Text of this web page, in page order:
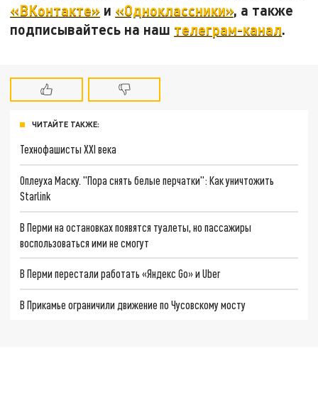
«ВКонтакте» и «Одноклассники», а также
подписывайтесь на наш телеграм-канал.
ЧИТАЙТЕ ТАКЖЕ:
Технофашисты XXI века
Оплеуха Маску. "Пора снять белые перчатки": Как уничтожить
Starlink
В Перми на остановках появятся туалеты, но пассажиры
воспользоваться ими не смогут
В Перми перестали работать «Яндекс Go» и Uber
В Прикамье ограничили движение по Чусовскому мосту